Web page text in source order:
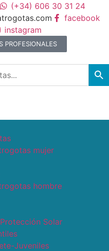
(+34) 606 30 31 24
facebook
instagram
PROFESIONALES
mujer
hombre
Solar
Juveniles